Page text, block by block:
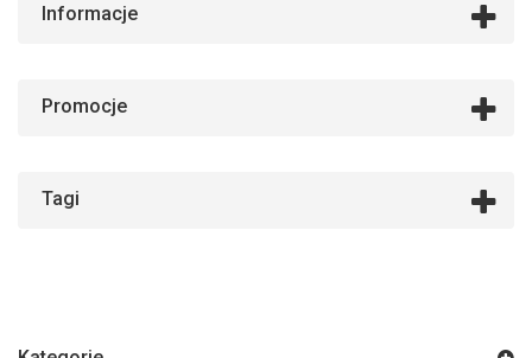
Informacje
Promocje
Tagi